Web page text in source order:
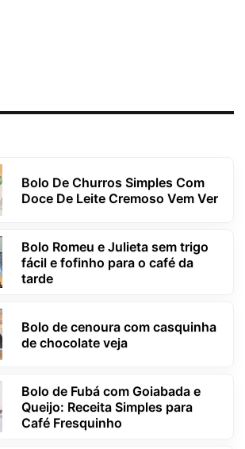
Bolo De Churros Simples Com
Doce De Leite Cremoso Vem Ver
Bolo Romeu e Julieta sem trigo
fácil e fofinho para o café da
tarde
Bolo de cenoura com casquinha
de chocolate veja
Bolo de Fubá com Goiabada e
Queijo: Receita Simples para
Café Fresquinho